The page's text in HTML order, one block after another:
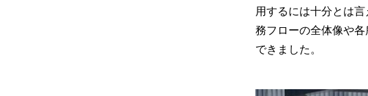
用するには十分とは
務フローの全体像や
できました。